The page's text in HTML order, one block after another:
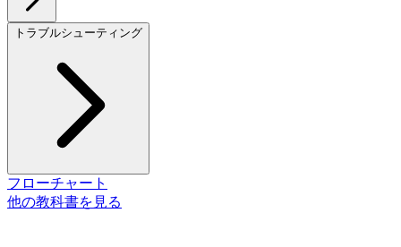
トラブルシューティング
フローチャート
他の教科書を見る